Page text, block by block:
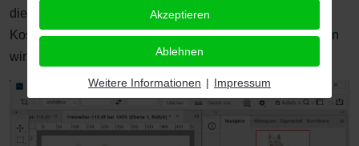
die beste notwendige Freistellmethode aus. Über die
Kosten für Freistellaufgaben mit Alphakanälen informieren
wir Sie
unter der entsprechenden Rubrik.
Akzeptieren
Ablehnen
Weitere Informationen | Impressum